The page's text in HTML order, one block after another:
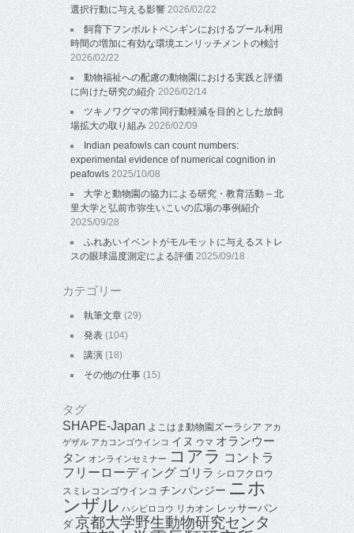
選択行動に与える影響 2026/02/22
飼育下フンボルトペンギンにおけるプール利用
時間の増加に有効な環境エンリッチメントの検討
2026/02/22
動物福祉への配慮の動物園における実践と評価
に向けた研究の紹介 2026/02/14
ツキノワグマの常同行動軽減を目的とした放飼
場拡大の取り組み 2026/02/09
Indian peafowls can count numbers:
experimental evidence of numerical cognition in
peafowls 2025/10/08
大学と動物園の協力による研究・教育活動 – 北
里大学と弘前市弥生いこいの広場の事例紹介
2025/09/28
ふれあいイベントがモルモットに与えるストレ
スの眼球温度測定による評価 2025/09/18
カテゴリー
執筆文章(29)
発表(104)
講演 (18)
その他の仕事(15)
タグ
SHAPE-Japan よこはま動物園ズーラシア アカ
ゲザル アカコンゴウインコ イヌ ウマ オランウー
タン オンラインセミナー コアラコントラ
フリーローディングゴリラ シロフクロウ
スミレコンゴウインコ チンパンジー ニホ
ンザル ハシビロコウ リカオン レッサーパン
ダ 京都大学野生動物研究センタ